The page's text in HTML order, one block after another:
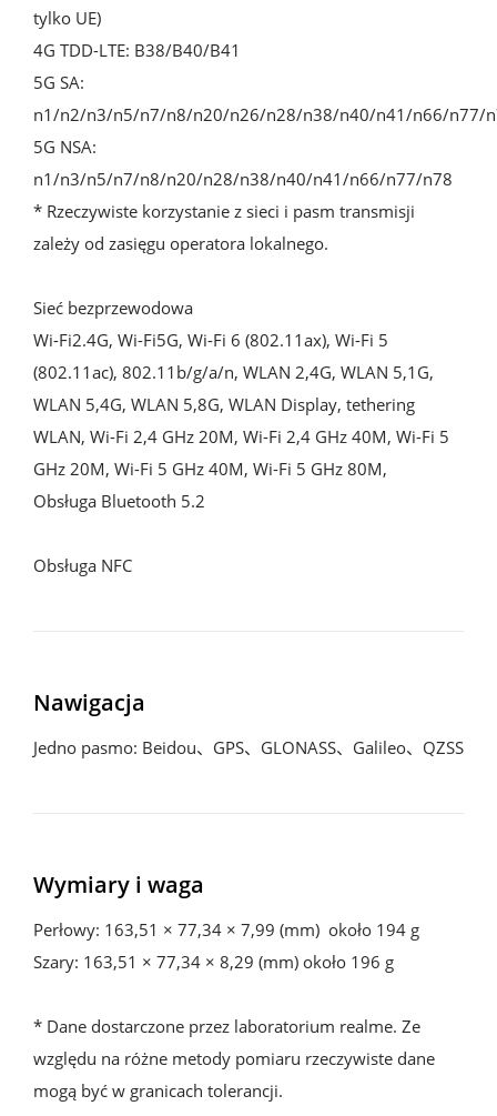
tylko UE)
4G TDD-LTE: B38/B40/B41
5G SA:
n1/n2/n3/n5/n7/n8/n20/n26/n28/n38/n40/n41/n66/n77/
5G NSA:
n1/n3/n5/n7/n8/n20/n28/n38/n40/n41/n66/n77/n78
* Rzeczywiste korzystanie z sieci i pasm transmisji
zależy od zasięgu operatora lokalnego.
Sieć bezprzewodowa
Wi-Fi2.4G, Wi-Fi5G, Wi-Fi 6 (802.11ax), Wi-Fi 5
(802.11ac), 802.11b/g/a/n, WLAN 2,4G, WLAN 5,1G,
WLAN 5,4G, WLAN 5,8G, WLAN Display, tethering
WLAN, Wi-Fi 2,4 GHz 20M, Wi-Fi 2,4 GHz 40M, Wi-Fi 5
GHz 20M, Wi-Fi 5 GHz 40M, Wi-Fi 5 GHz 80M,
Obsługa Bluetooth 5.2
Obsługa NFC
Nawigacja
Jedno pasmo: Beidou、GPS、GLONASS、Galileo、QZSS
Wymiary i waga
Perłowy: 163,51 × 77,34 × 7,99 (mm)  około 194 g
Szary: 163,51 × 77,34 × 8,29 (mm) około 196 g
* Dane dostarczone przez laboratorium realme. Ze
względu na różne metody pomiaru rzeczywiste dane
mogą być w granicach tolerancji.